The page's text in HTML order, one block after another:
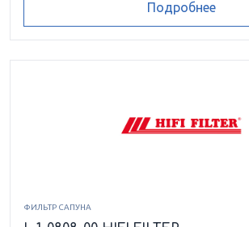
Подробнее
ФИЛЬТР САПУНА